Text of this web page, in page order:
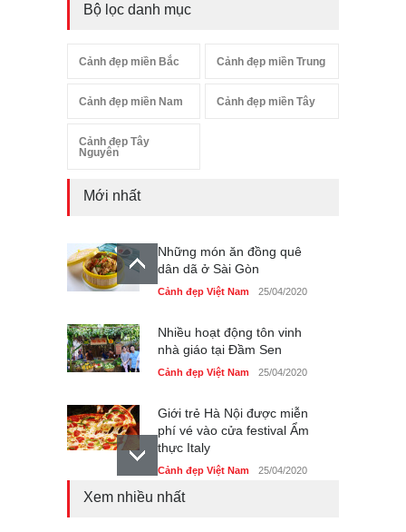
Bộ lọc danh mục
Cảnh đẹp miền Bắc Cảnh đẹp miền Trung
Cảnh đẹp miền Nam Cảnh đẹp miền Tây
Cảnh đẹp Tây
Nguyên
Mới nhất
Những món ăn đồng quê
dân dã ở Sài Gòn
Cảnh đẹp Việt Nam 25/04/2020
Nhiều hoạt động tôn vinh
nhà giáo tại Đầm Sen
Cảnh đẹp Việt Nam 25/04/2020
Giới trẻ Hà Nội được miễn
phí vé vào cửa festival Ẩm
thực Italy
Cảnh đẹp Việt Nam 25/04/2020
Xem nhiều nhất